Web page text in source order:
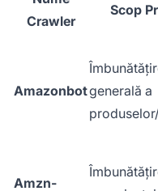
Crawler
Scop
Amazonbotgenerală a
Amzn-